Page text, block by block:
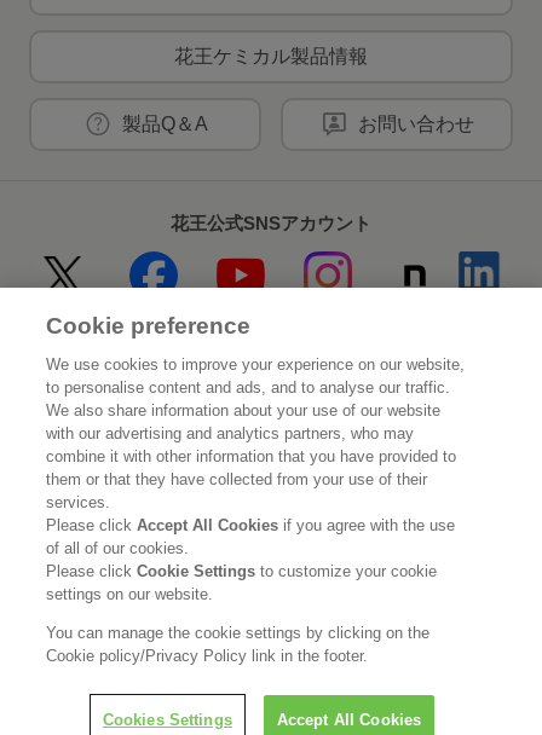
花王ケミカル製品情報
製品Q＆A お問い合わせ
花王公式SNSアカウント
Home 花王について
サステナビリティ イノベーション
ブランド 投資家情報
ニュースルーム 採用情報
利用規約 花王のアクセシビリティ 個人情報保護方針
利用者情報の外部送信 ソーシャルメディアポリシー
Cookie preference
We use cookies to improve your experience on our website,
to personalise content and ads, and to analyse our traffic.
We also share information about your use of our website
with our advertising and analytics partners, who may
combine it with other information that you have provided to
them or that they have collected from your use of their
services.
Please clickAccept All Cookies if you agree with the use
of all of our cookies.
Please clickCookie Settingsto customize your cookie
settings on our website.
You can manage the cookie settings by clicking on the
Cookie policy/Privacy Policy link in the footer.
Cookies Settings Accept All Cookies